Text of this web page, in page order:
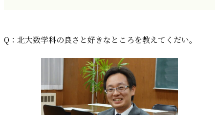
Q： 北大数学科の良さと好きなところを教えてくだい。